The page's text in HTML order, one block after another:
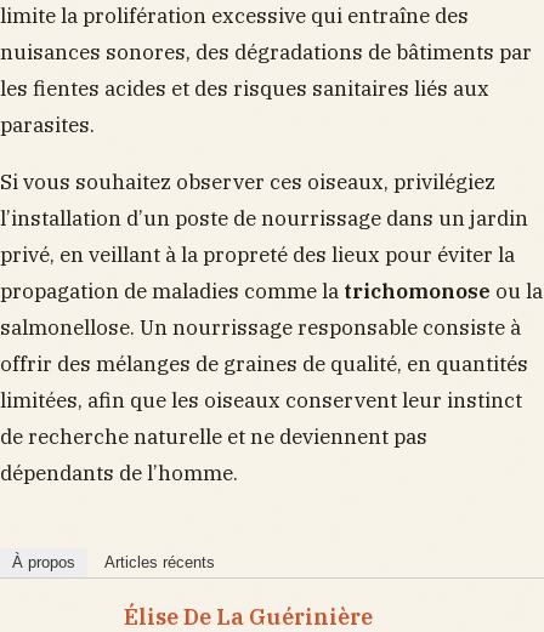
limite la prolifération excessive qui entraîne des
nuisances sonores, des dégradations de bâtiments par
les fientes acides et des risques sanitaires liés aux
parasites.
Si vous souhaitez observer ces oiseaux, privilégiez
l’installation d’un poste de nourrissage dans un jardin
privé, en veillant à la propreté des lieux pour éviter la
propagation de maladies comme la trichomonose ou la
salmonellose. Un nourrissage responsable consiste à
offrir des mélanges de graines de qualité, en quantités
limitées, afin que les oiseaux conservent leur instinct
de recherche naturelle et ne deviennent pas
dépendants de l’homme.
À propos Articles récents
Élise De La Guérinière